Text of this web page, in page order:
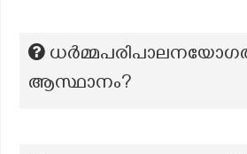
ആസ്ഥാനം?